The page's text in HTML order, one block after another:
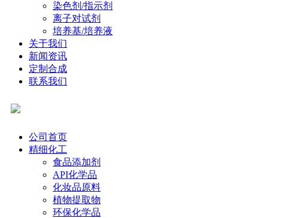
染色剂/指示剂
离子对试剂
培养基/培养液
关于我们
新闻资讯
定制合成
联系我们
公司首页
精细化工
食品添加剂
API化学品
化妆品原料
植物提取物
环保化学品